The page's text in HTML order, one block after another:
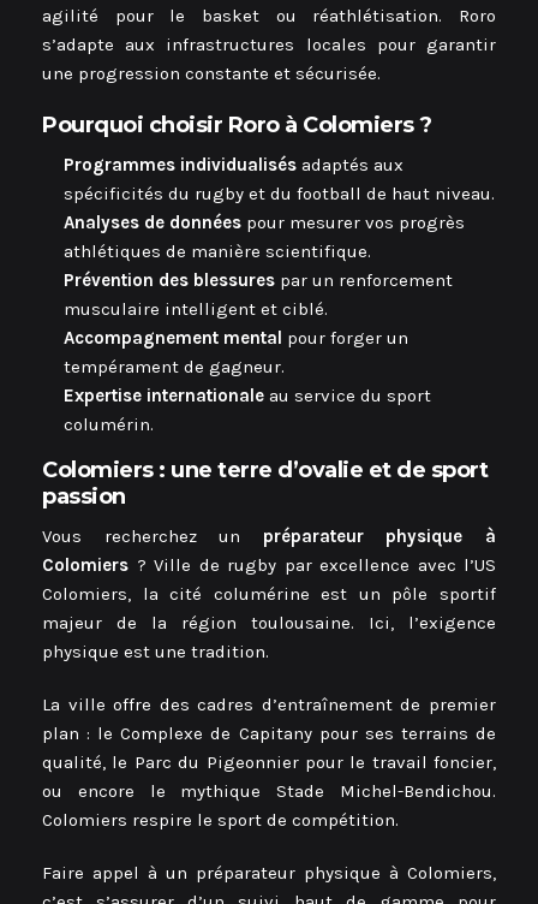
agilité pour le basket ou réathlétisation. Roro
s’adapte aux infrastructures locales pour garantir
une progression constante et sécurisée.
Pourquoi choisir Roro à Colomiers ?
Programmes individualisés adaptés aux
spécificités du rugby et du football de haut niveau.
Analyses de données pour mesurer vos progrès
athlétiques de manière scientifique.
Prévention des blessures par un renforcement
musculaire intelligent et ciblé.
Accompagnement mental pour forger un
tempérament de gagneur.
Expertise internationale au service du sport
columérin.
Colomiers : une terre d’ovalie et de sport
passion
Vous recherchez un préparateur physique à
Colomiers ? Ville de rugby par excellence avec l’US
Colomiers, la cité columérine est un pôle sportif
majeur de la région toulousaine. Ici, l’exigence
physique est une tradition.
La ville offre des cadres d’entraînement de premier
plan : le Complexe de Capitany pour ses terrains de
qualité, le Parc du Pigeonnier pour le travail foncier,
ou encore le mythique Stade Michel-Bendichou.
Colomiers respire le sport de compétition.
Faire appel à un préparateur physique à Colomiers,